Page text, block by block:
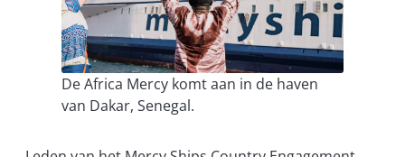
De Africa Mercy komt aan in de haven
van Dakar, Senegal.